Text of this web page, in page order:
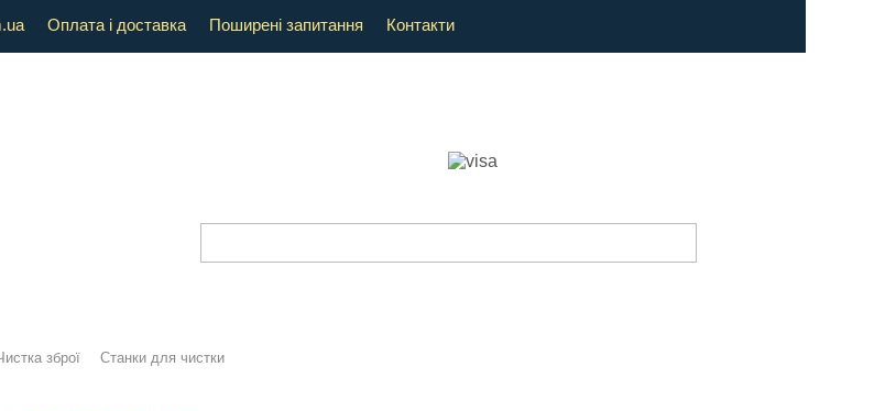
Оплата і доставка Поширені запитання Контакти
зброї Станки для чистки